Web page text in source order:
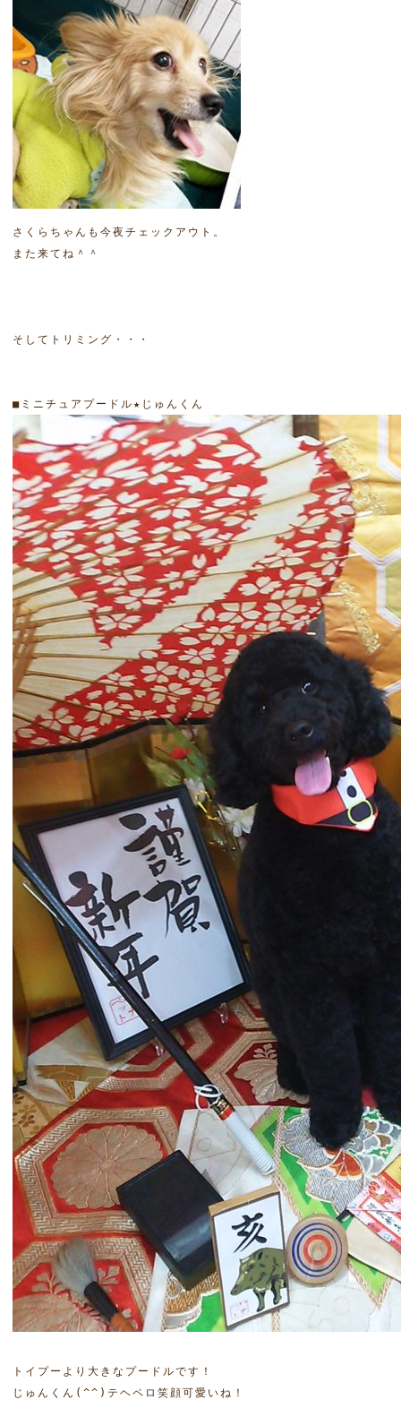
さくらちゃんも今夜チェックアウト。
また来てね＾＾
そしてトリミング・・・
トイプーより大きなプードルです！
じゅんくん(^^)テヘペロ笑顔可愛いね！